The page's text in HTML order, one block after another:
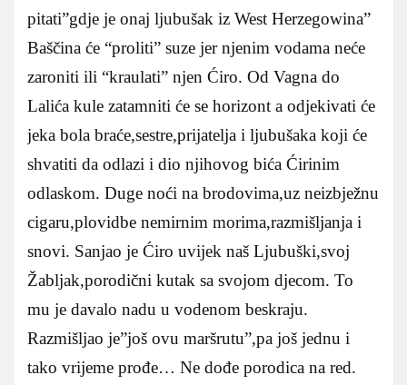
pitati”gdje je onaj ljubušak iz West Herzegowina”
Baščina će “proliti” suze jer njenim vodama neće
zaroniti ili “kraulati” njen Ćiro. Od Vagna do
Lalića kule zatamniti će se horizont a odjekivati će
jeka bola braće,sestre,prijatelja i ljubušaka koji će
shvatiti da odlazi i dio njihovog bića Ćirinim
odlaskom. Duge noći na brodovima,uz neizbježnu
cigaru,plovidbe nemirnim morima,razmišljanja i
snovi. Sanjao je Ćiro uvijek naš Ljubuški,svoj
Žabljak,porodični kutak sa svojom djecom. To
mu je davalo nadu u vodenom beskraju.
Razmišljao je”još ovu maršrutu”,pa još jednu i
tako vrijeme prođe… Ne dođe porodica na red.